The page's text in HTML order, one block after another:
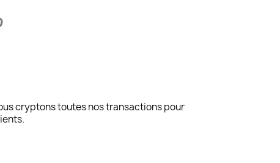
cryptons toutes nos transactions pour